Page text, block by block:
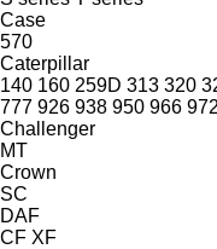
Case
570
Caterpillar
140 160 259D 313 320
777 926 938 950 966 972
Challenger
MT
Crown
SC
DAF
CF XF